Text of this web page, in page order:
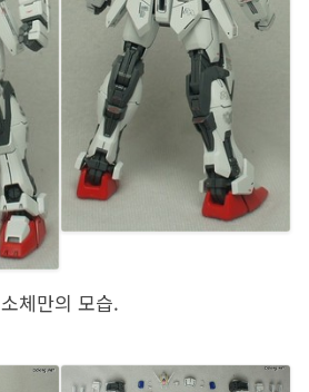
소체만의 모습.